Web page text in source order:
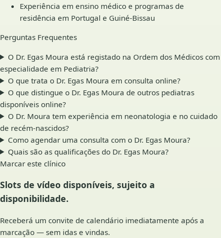
Experiência em ensino médico e programas de
residência em Portugal e Guiné-Bissau
Perguntas Frequentes
O Dr. Egas Moura está registado na Ordem dos Médicos com
especialidade em Pediatria?
O que trata o Dr. Egas Moura em consulta online?
O que distingue o Dr. Egas Moura de outros pediatras
disponíveis online?
O Dr. Moura tem experiência em neonatologia e no cuidado
de recém-nascidos?
Como agendar uma consulta com o Dr. Egas Moura?
Quais são as qualificações do Dr. Egas Moura?
Marcar este clínico
Slots de vídeo disponíveis, sujeito a
disponibilidade.
Receberá um convite de calendário imediatamente após a
marcação — sem idas e vindas.